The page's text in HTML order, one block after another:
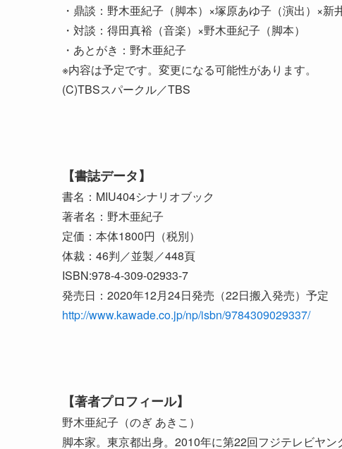
・鼎談：野木亜紀子（脚本）×塚原あゆ子（演出）×新
・対談：得田真裕（音楽）×野木亜紀子（脚本）
・あとがき：野木亜紀子
※内容は予定です。変更になる可能性があります。
(C)TBSスパークル／TBS
【書誌データ】
書名：MIU404シナリオブック
著者名：野木亜紀子
定価：本体1800円（税別）
体裁：46判／並製／448頁
ISBN:978-4-309-02933-7
発売日：2020年12月24日発売（22日搬入発売）予定
http://www.kawade.co.jp/np/isbn/9784309029337/
【著者プロフィール】
野木亜紀子（のぎ あきこ）
脚本家。東京都出身。2010年に第22回フジテレビヤ